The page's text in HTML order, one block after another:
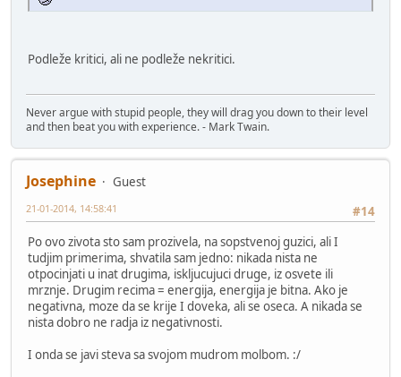
Podleže kritici, ali ne podleže nekritici.
Never argue with stupid people, they will drag you down to their level
and then beat you with experience. - Mark Twain.
Josephine
Guest
#14
21-01-2014, 14:58:41
Po ovo zivota sto sam prozivela, na sopstvenoj guzici, ali I
tudjim primerima, shvatila sam jedno: nikada nista ne
otpocinjati u inat drugima, iskljucujuci druge, iz osvete ili
mrznje. Drugim recima = energija, energija je bitna. Ako je
negativna, moze da se krije I doveka, ali se oseca. A nikada se
nista dobro ne radja iz negativnosti.
I onda se javi steva sa svojom mudrom molbom. :/